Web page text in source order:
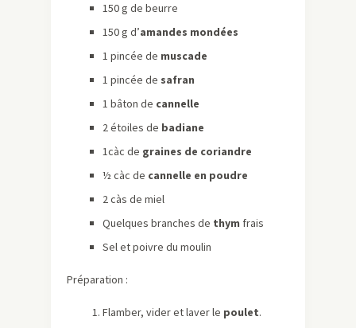
150 g de beurre
150 g d’amandes mondées
1 pincée de muscade
1 pincée de safran
1 bâton de cannelle
2 étoiles de badiane
1càc de graines de coriandre
½ càc de cannelle en poudre
2 càs de miel
Quelques branches de thym frais
Sel et poivre du moulin
Préparation :
Flamber, vider et laver le poulet.